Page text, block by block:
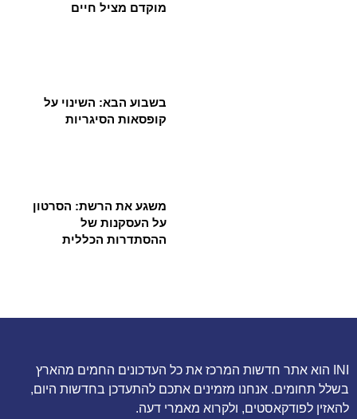
מוקדם מציל חיים
בשבוע הבא: השינוי על
קופסאות הסיגריות
משגע את הרשת: הסרטון
על העסקנות של
ההסתדרות הכללית
INI הוא אתר חדשות המרכז את כל העדכונים החמים מהארץ
בשלל תחומים. אנחנו מזמינים אתכם להתעדכן בחדשות היום,
להאזין לפודקאסטים, ולקרוא מאמרי דעה.